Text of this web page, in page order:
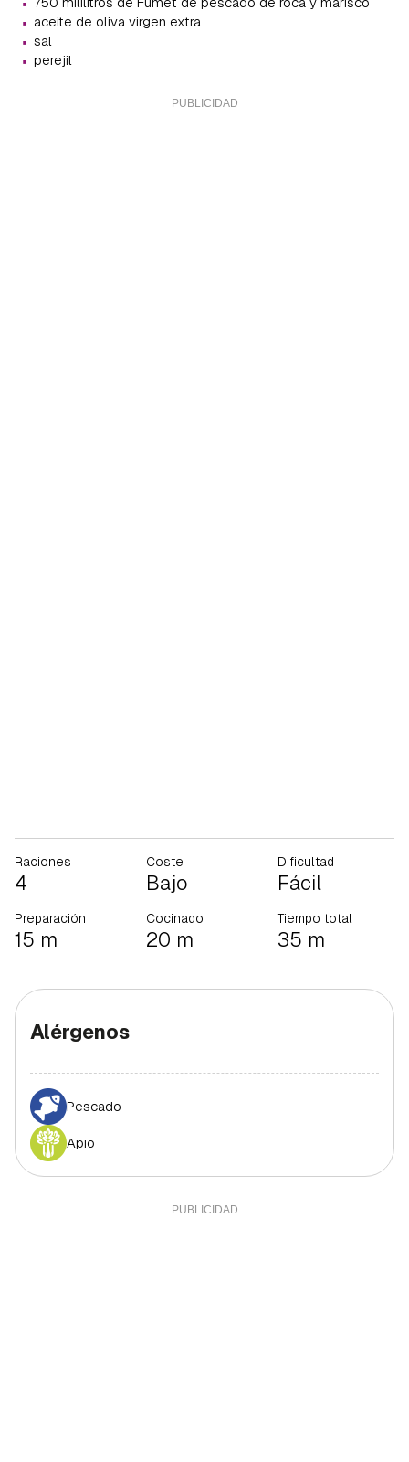
· aceite de oliva virgen extra
· sal
· perejil
Raciones
4
Coste
Bajo
Dificultad
Fácil
Preparación
15 m
Cocinado
20 m
Tiempo total
35 m
Alérgenos
Pescado
Apio